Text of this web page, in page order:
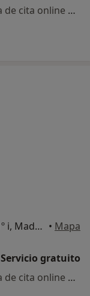
Este especialista no ofrece reserva de cita online en esta dirección.
Avenida de Menéndez Pelayo 38, 1º i, Madrid • Mapa
Servicio gratuito
Este especialista no ofrece reserva de cita online en esta dirección.